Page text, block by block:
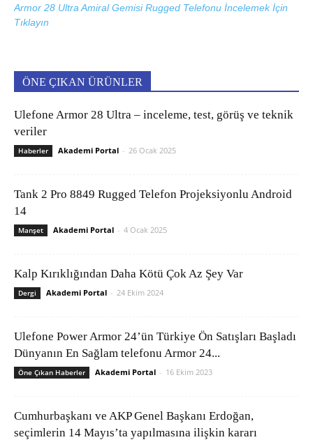
Armor 28 Ultra Amiral Gemisi Rugged Telefonu İncelemek İçin
Tıklayın
ÖNE ÇIKAN ÜRÜNLER
Ulefone Armor 28 Ultra – inceleme, test, görüş ve teknik
veriler
Haberler Akademi Portal - 26 Ocak 2025
Tank 2 Pro 8849 Rugged Telefon Projeksiyonlu Android
14
Manşet Akademi Portal - 4 Ocak 2025
Kalp Kırıklığından Daha Kötü Çok Az Şey Var
Dergi Akademi Portal - 24 Ekim 2024
Ulefone Power Armor 24’ün Türkiye Ön Satışları Başladı
Dünyanın En Sağlam telefonu Armor 24...
Öne Çıkan Haberler Akademi Portal - 16 Ekim 2023
Cumhurbaşkanı ve AKP Genel Başkanı Erdoğan,
seçimlerin 14 Mayıs’ta yapılmasına ilişkin kararı